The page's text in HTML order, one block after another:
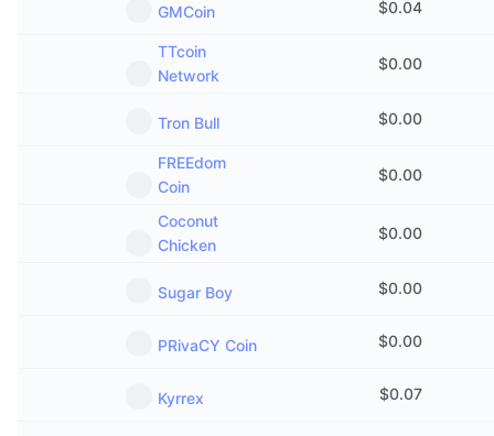
ファイナンス
NFT総合統計
ビットコインETF
イーサリアムETF
暗号資産用語集
GMCoin $0.04
TTcoin
Network
$0.00
Tron Bull $0.00
FREEdom
Coin
$0.00
Coconut
Chicken
$0.00
Sugar Boy $0.00
PRivaCY Coin $0.00
Kyrrex $0.07